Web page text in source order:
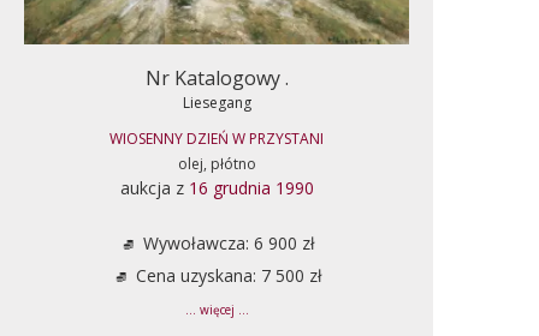
Nr Katalogowy .
Liesegang
WIOSENNY DZIEŃ W PRZYSTANI
olej, płótno
aukcja z 16 grudnia 1990
Wywoławcza: 6 900 zł
Cena uzyskana: 7 500 zł
... więcej ...